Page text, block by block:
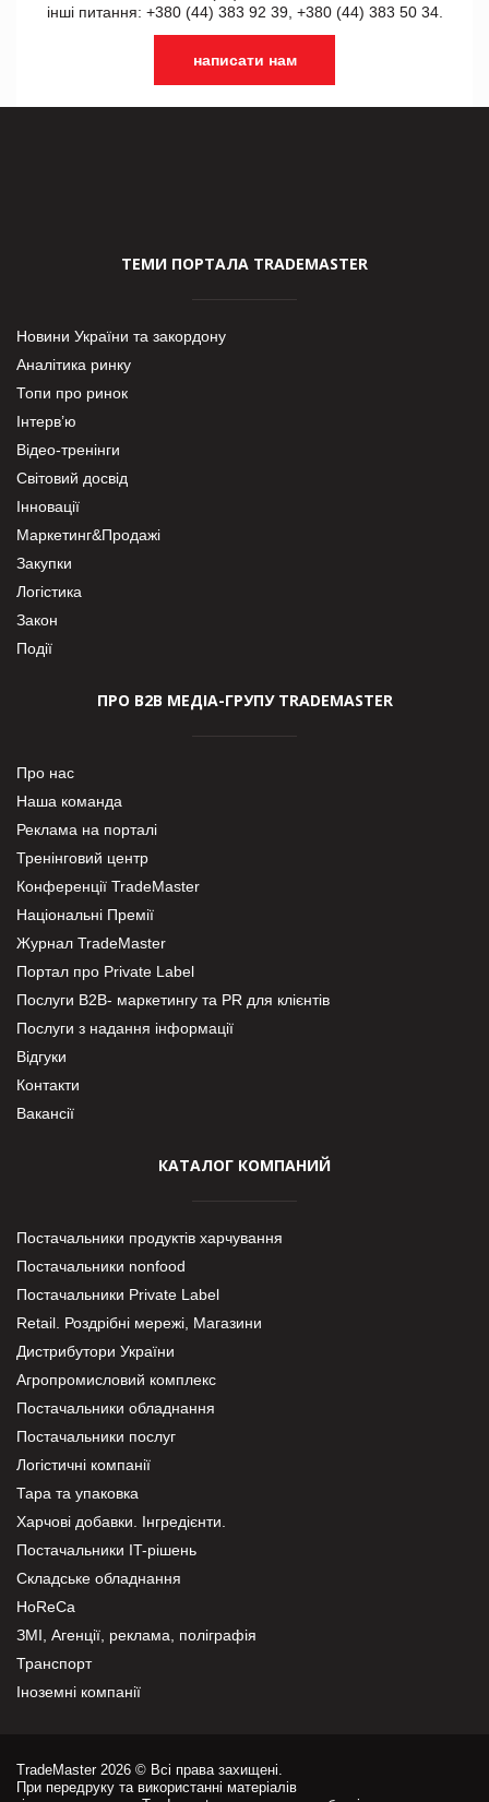
інші питання: +380 (44) 383 92 39, +380 (44) 383 50 34.
написати нам
ТЕМИ ПОРТАЛА TRADEMASTER
Новини України та закордону
Аналітика ринку
Топи про ринок
Інтерв’ю
Відео-тренінги
Світовий досвід
Інновації
Маркетинг&Продажі
Закупки
Логістика
Закон
Події
ПРО В2В МЕДІА-ГРУПУ TRADEMASTER
Про нас
Наша команда
Реклама на порталі
Тренінговий центр
Конференції TradeMaster
Національні Премії
Журнал TradeMaster
Портал про Private Label
Послуги В2В- маркетингу та PR для клієнтів
Послуги з надання інформації
Відгуки
Контакти
Вакансії
КАТАЛОГ КОМПАНИЙ
Постачальники продуктів харчування
Постачальники nonfood
Постачальники Private Label
Retail. Роздрібні мережі, Магазини
Дистрибутори України
Агропромисловий комплекс
Постачальники обладнання
Постачальники послуг
Логістичні компанії
Тара та упаковка
Харчові добавки. Інгредієнти.
Постачальники IT-рішень
Складське обладнання
HoReCa
ЗМІ, Агенції, реклама, поліграфія
Транспорт
Іноземні компанії
TradeMaster 2026 © Всі права захищені.
При передруку та використанні матеріалів